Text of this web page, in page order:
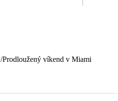
/Prodloužený víkend v Miami